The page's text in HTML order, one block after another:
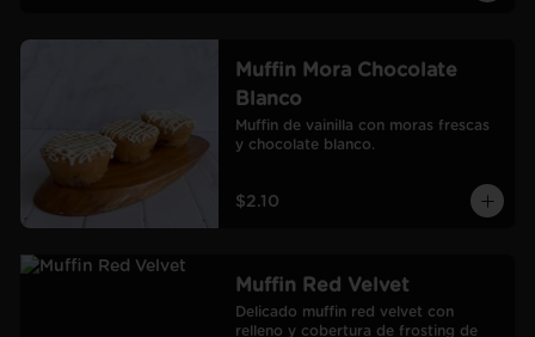
Muffin Mora Chocolate
Blanco
Muffin de vainilla con moras frescas
y chocolate blanco.
$2.10
Muffin Red Velvet
Delicado muffin red velvet con
relleno y cobertura de frosting de